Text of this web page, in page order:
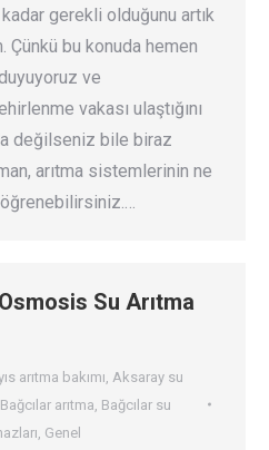
gerekli olduğunu artık
bu konuda hemen
ve
vakası ulaştığını
değilseniz bile biraz
arıtma sistemlerinin ne
Su Arıtma
arıtma bakımı Aksaray su
Bağcılar arıtma Bağcılar su
Genel